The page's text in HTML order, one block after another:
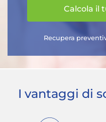
Calcola il
Recupera
I vantaggi di